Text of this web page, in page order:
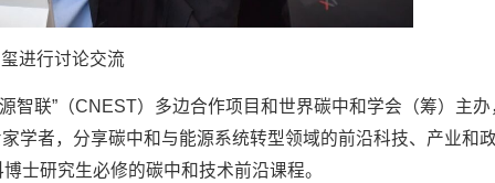
进行讨论交流
智联”（CNEST）多边合作项目和世界碳中和学会（筹）主办
学者，分享碳中和与能源系统转型领域的前沿科技、产业和
士研究生必修的碳中和技术前沿课程。